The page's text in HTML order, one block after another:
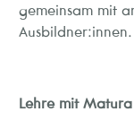
gemeinsam mit
Ausbildner:innen.
Lehre mit